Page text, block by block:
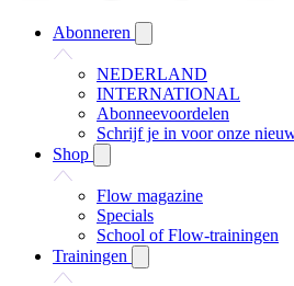
Abonneren
NEDERLAND
INTERNATIONAL
Abonneevoordelen
Schrijf je in voor onze
Shop
Flow magazine
Specials
School of Flow-trainingen
Trainingen